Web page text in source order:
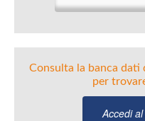
Consulta la banca dati
per
Accedi